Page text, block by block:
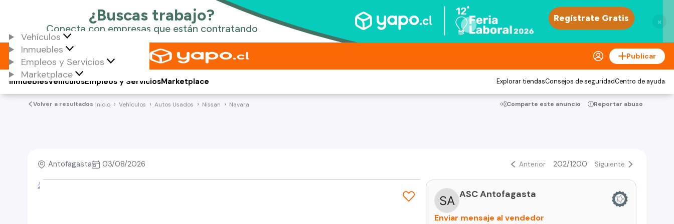
×
Vehículos
Inmuebles
Empleos y Servicios
Marketplace
Publicar
Vehículos
Inmuebles Empleos y ServiciosMarketplace Explorar tiendasConsejos de seguridadCentro de ayuda
Volver a resultados Inicio Vehículos Autos Usados Nissan Navara Comparte este anuncio Reportar abuso
Antofagasta 03/08/2026 Anterior 202/1200 Siguiente
ASC Antofagasta
Enviar mensaje al vendedor